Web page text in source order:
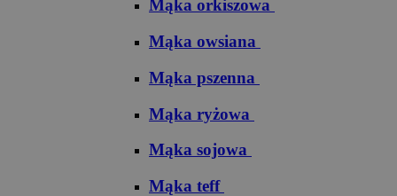
Mąka orkiszowa
Mąka owsiana
Mąka pszenna
Mąka ryżowa
Mąka sojowa
Mąka teff